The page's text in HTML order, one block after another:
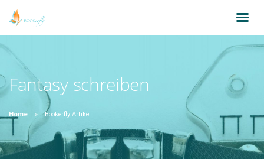
Fantasy schreiben
Home Bookerfly Artikel